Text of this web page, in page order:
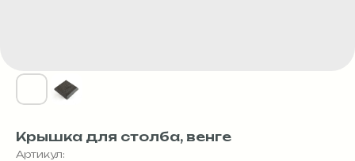
Крышка для столба, венге
Артикул: